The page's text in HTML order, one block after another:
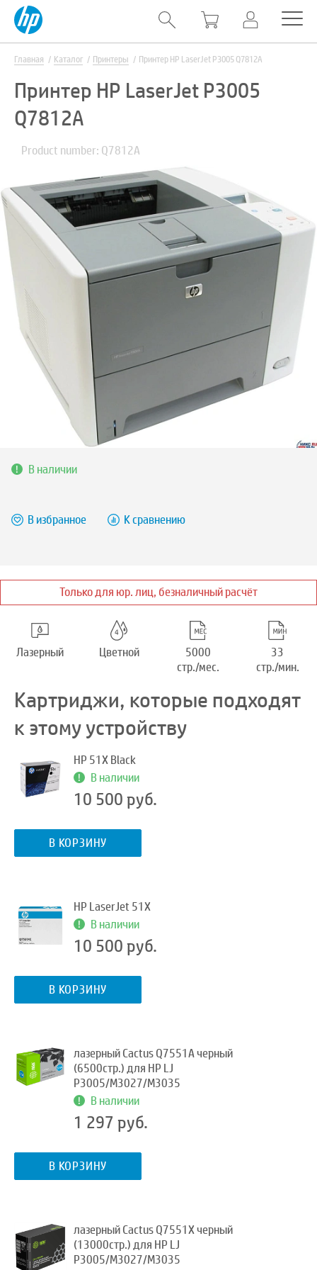
Главная Каталог Принтеры Принтер HP LaserJet P3005 Q7812A
Принтер HP LaserJet P3005
Q7812A
Product number: Q7812A
В наличии
В избранное К сравнению
Только для юр. лиц, безналичный расчёт
Лазерный Цветной
5000
стр./мес.
33
стр./мин.
Картриджи, которые подходят
к этому устройству
HP 51X Black
В наличии
10 500 руб.
В КОРЗИНУ
HP LaserJet 51X
В наличии
10 500 руб.
В КОРЗИНУ
лазерный Cactus Q7551A черный
(6500стр.) для HP LJ
P3005/M3027/M3035
В наличии
1 297 руб.
В КОРЗИНУ
лазерный Cactus Q7551X черный
(13000стр.) для HP LJ
P3005/M3027/M3035